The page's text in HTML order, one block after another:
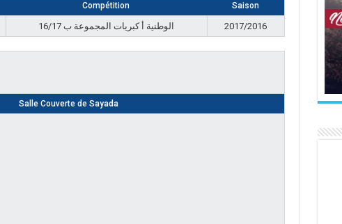
Compétition Saison
الوطنية أ كبريات المجموعة ب 16/17 2017/2016
Salle Couverte de Sayada